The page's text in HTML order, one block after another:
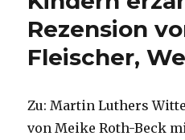
Rezension
Fleischer,
Zu: Martin Luthers
von Meike Roth-Beck